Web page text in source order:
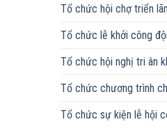
Tổ chức hội chợ triển
Tổ chức lễ khởi công
Tổ chức hội nghị tri ân
Tổ chức chương trình
Tổ chức sự kiện lễ hội